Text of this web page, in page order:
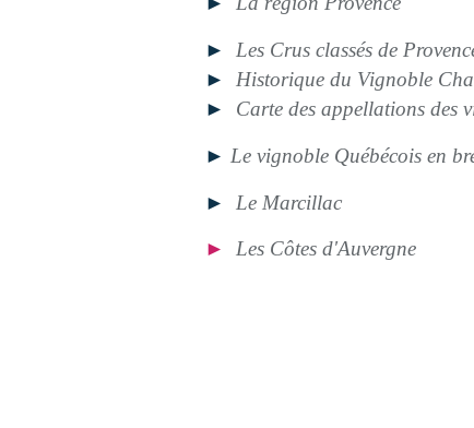
►
Les Crus classés de
►
Historique du Vignoble
►
Carte des appellations des
► Le vignoble Québécois en
►
Le Marcillac
►
Les Côtes d'Auvergne